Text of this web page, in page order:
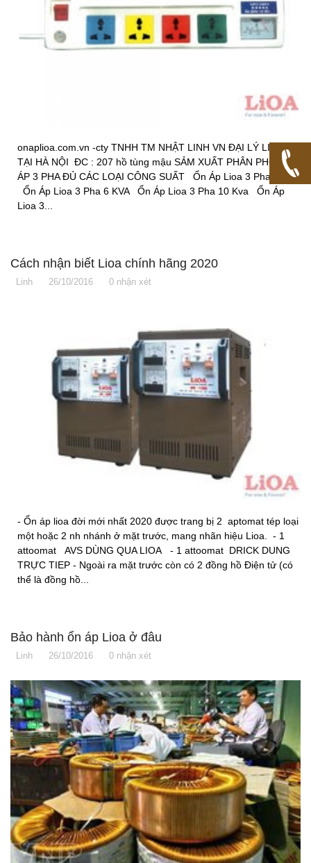
onaplioa.com.vn -cty TNHH TM NHẬT LINH VN ĐẠI LÝ LIOA
TẠI HÀ NỘI ĐC : 207 hồ tùng mậu SẢM XUẤT PHÂN PHỐI ỔN
ÁP 3 PHA ĐỦ CÁC LOẠI CÔNG SUẤT Ổn Áp Lioa 3 Pha 3 KVA
Ổn Áp Lioa 3 Pha 6 KVA Ổn Áp Lioa 3 Pha 10 Kva Ổn Áp
Lioa 3...
Cách nhận biết Lioa chính hãng 2020
Linh 26/10/2016 0 nhận xét
- Ổn áp lioa đời mới nhất 2020 được trang bị 2 aptomat tép loại
một hoặc 2 nh nhánh ở mặt trước, mang nhãn hiệu Lioa. - 1
attoomat AVS DÙNG QUA LIOA - 1 attoomat DRICK DUNG
TRỰC TIEP - Ngoài ra mặt trước còn có 2 đồng hồ Điện tử (có
thể là đồng hồ...
Bảo hành ổn áp Lioa ở đâu
Linh 26/10/2016 0 nhận xét